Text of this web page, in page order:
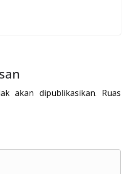
akan dipublikasikan. Ruas